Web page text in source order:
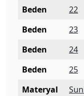
Beden
22
Beden
23
Beden
24
Beden
25
Materyal